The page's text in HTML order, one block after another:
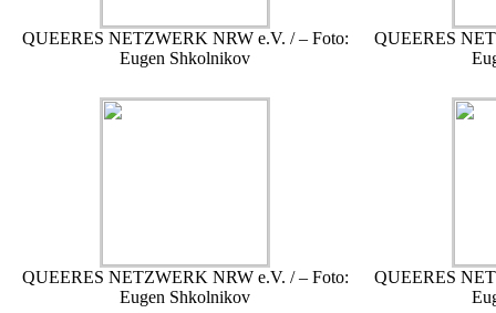
QUEERES NETZWERK NRW e.V. / – Foto:
Eugen Shkolnikov
QUEERES
QUEERES NETZWERK NRW e.V. / – Foto:
Eugen Shkolnikov
QUEERES